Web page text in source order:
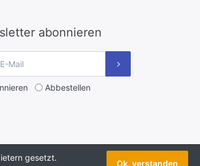
abonnieren
Abbestellen
gesetzt.
Ok, verstanden